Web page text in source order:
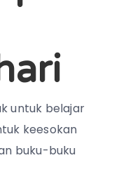
untuk belajar
keesokan
buku-buku